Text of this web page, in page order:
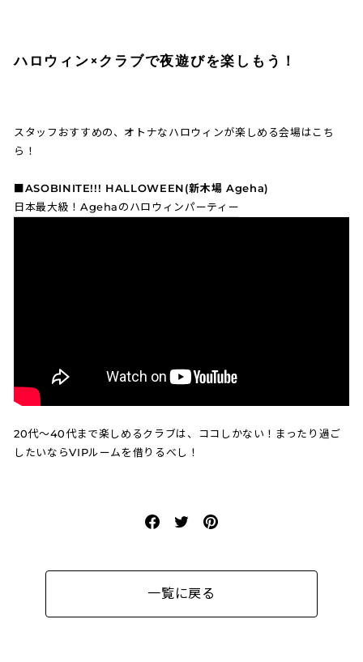
ハロウィン×クラブで夜遊びを楽しもう！
スタッフおすすめの、オトナなハロウィンが楽しめる会場はこち
ら！
■ASOBINITE!!! HALLOWEEN(新木場 Ageha)
日本最大級！Agehaのハロウィンパーティー
20代～40代まで楽しめるクラブは、ココしかない！まったり過ご
したいならVIPルームを借りるべし！
Facebook
ア
す
Twitter
ー
ト
る
一覧に戻る